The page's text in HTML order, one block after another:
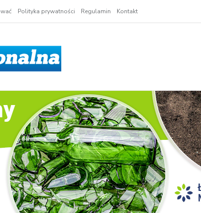
Polityka prywatności Regulamin Kontakt